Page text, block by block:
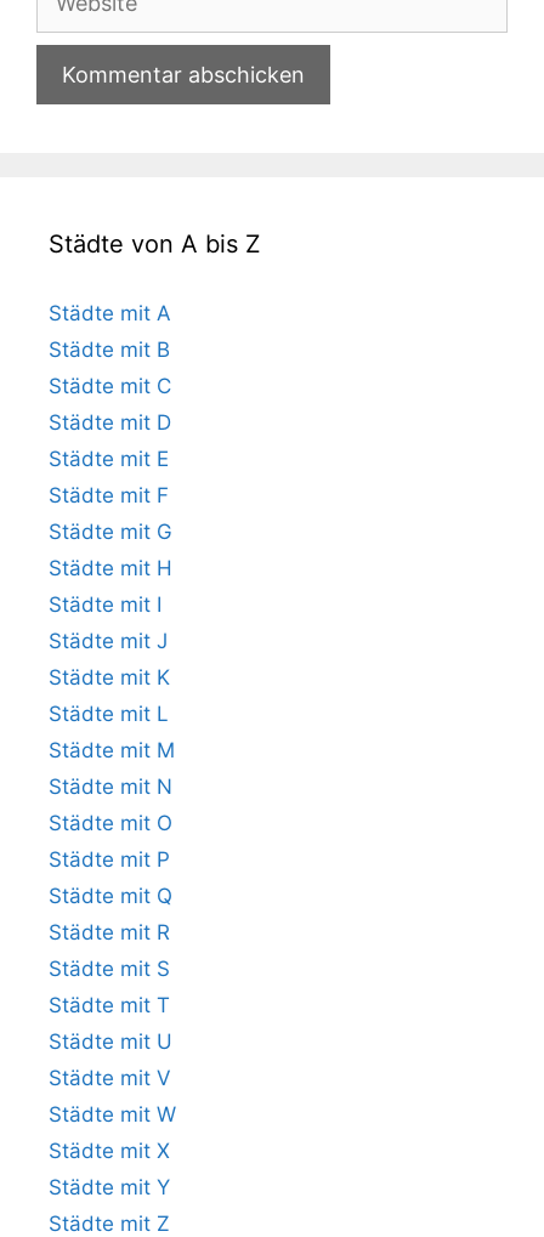
Städte von A bis Z
Städte mit A
Städte mit B
Städte mit C
Städte mit D
Städte mit E
Städte mit F
Städte mit G
Städte mit H
Städte mit I
Städte mit J
Städte mit K
Städte mit L
Städte mit M
Städte mit N
Städte mit O
Städte mit P
Städte mit Q
Städte mit R
Städte mit S
Städte mit T
Städte mit U
Städte mit V
Städte mit W
Städte mit X
Städte mit Y
Städte mit Z